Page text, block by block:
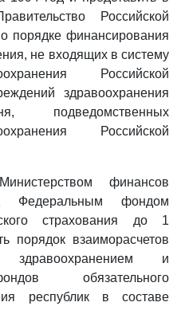
Российской
порядке финансирования
не входящих в систему
Российской
здравоохранения
подведомственных
Российской
финансов
Федеральным фондом
страхования до 1
порядок взаиморасчетов
здравоохранением и
обязательного
республик в составе